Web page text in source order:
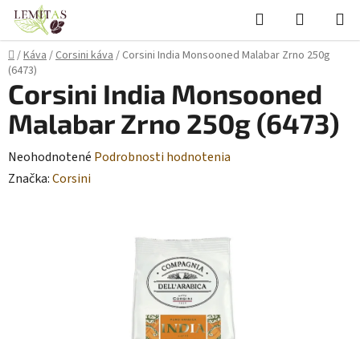
Prejsť
obsah
Hľadať
KOŠÍK
Domov
/Káva/Corsini káva/ Corsini India Monsooned Malabar Zrno 250g
(6473)
Corsini India Monsooned
Malabar Zrno 250g (6473)
Priemerné
hodnotenie
Neohodnotené Podrobnosti hodnotenia
Značka:Corsini